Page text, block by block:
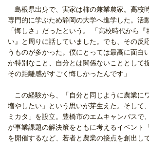
島根県出身で、実家は柿の兼業農家。高校
専門的に学ぶため静岡の大学へ進学した。活
「悔しさ」だったという。 「高校時代から
い』と周りに話していました。でも、その反
うものが多かった。僕にとっては最高に面白
か特別なこと、自分とは関係ないこととして
その距離感がすごく悔しかったんです」
この経験から、「自分と同じように農業に
増やしたい」という思いが芽生えた。そして
ミカタ」を設立。豊橋市のエムキャンパスで
が事業課題の解決策をともに考えるイベント
を開催するなど、若者と農業の接点を創出し